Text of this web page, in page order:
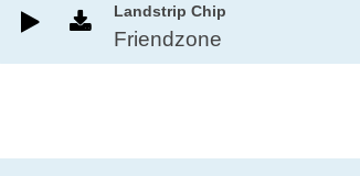
Landstrip Chip
Friendzone